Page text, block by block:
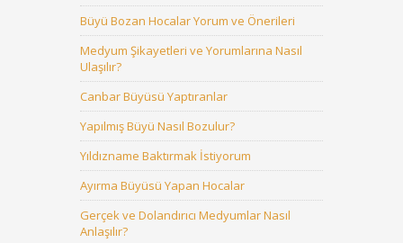
Büyü Bozan Hocalar Yorum ve Önerileri
Medyum Şikayetleri ve Yorumlarına Nasıl
Ulaşılır?
Canbar Büyüsü Yaptıranlar
Yapılmış Büyü Nasıl Bozulur?
Yıldızname Baktırmak İstiyorum
Ayırma Büyüsü Yapan Hocalar
Gerçek ve Dolandırıcı Medyumlar Nasıl
Anlaşılır?